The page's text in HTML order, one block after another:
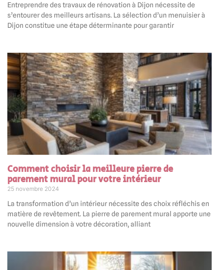
Entreprendre des travaux de rénovation à Dijon nécessite de
s’entourer des meilleurs artisans. La sélection d’un menuisier à
Dijon constitue une étape déterminante pour garantir
Comment choisir la meilleure pierre de
parement mural pour votre intérieur
25 novembre 2024
La transformation d’un intérieur nécessite des choix réfléchis en
matière de revêtement. La pierre de parement mural apporte une
nouvelle dimension à votre décoration, alliant